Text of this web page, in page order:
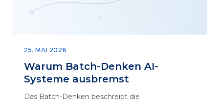
25. MAI 2026
Warum Batch-Denken AI-
Systeme ausbremst
Das Batch-Denken beschreibt die